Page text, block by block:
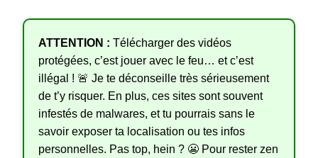
ATTENTION : Télécharger des vidéos
protégées, c’est jouer avec le feu… et c’est
illégal ! 🚨 Je te déconseille très sérieusement
de t’y risquer. En plus, ces sites sont souvent
infestés de malwares, et tu pourrais sans le
savoir exposer ta localisation ou tes infos
personnelles. Pas top, hein ? 😬 Pour rester zen